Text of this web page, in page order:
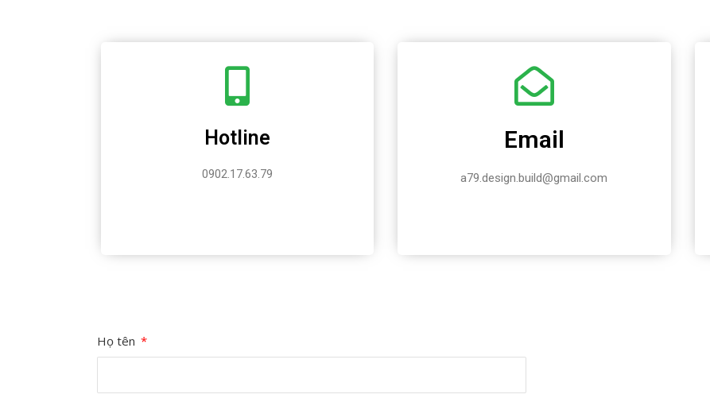
Hotline
0902.17.63.79
Email
a79.design.build@gmail.com
Họ tên